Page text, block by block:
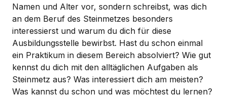
Namen und Alter vor, sondern schreibst, was dich
an dem Beruf des Steinmetzes besonders
interessierst und warum du dich für diese
Ausbildungsstelle bewirbst. Hast du schon einmal
ein Praktikum in diesem Bereich absolviert? Wie gut
kennst du dich mit den alltäglichen Aufgaben als
Steinmetz aus? Was interessiert dich am meisten?
Was kannst du schon und was möchtest du lernen?